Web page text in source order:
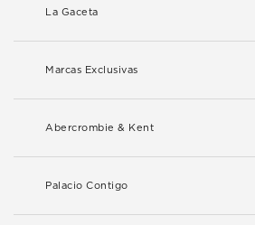
La Gaceta
Marcas Exclusivas
Abercrombie & Kent
Palacio Contigo